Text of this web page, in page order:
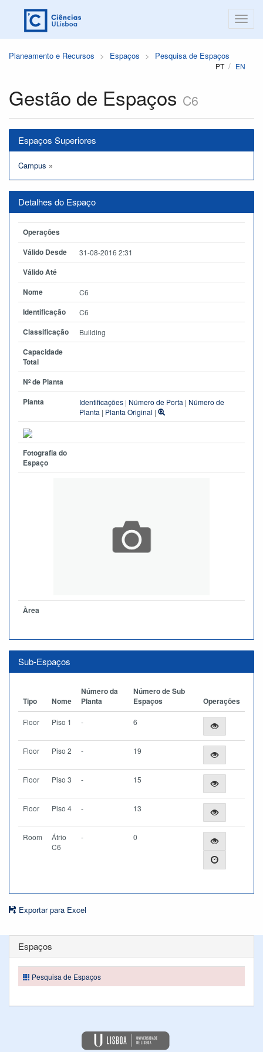
Planeamento e Recursos Espaços Pesquisa de Espaços
PT EN
Gestão de Espaços C6
Espaços Superiores
Campus »
Detalhes do Espaço
Operações
Válido Desde
31-08-2016 2:31
Válido Até
Nome
C6
Identificação C6
Classificação Building
Capacidade
Total
Nº de Planta
Planta
Identificações | Número de Porta | Número de
Planta | Planta Original |
Fotografia do
Espaço
Àrea
Sub-Espaços
Tipo Nome
Número da
Planta
Número de Sub
Espaços
Operações
Floor Piso 1 - 6
Floor Piso 2 - 19
Floor Piso 3 - 15
Floor Piso 4 - 13
Room
Átrio
C6
- 0
Exportar para Excel
Espaços
Pesquisa de Espaços